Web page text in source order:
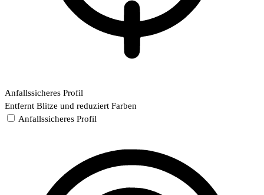
Anfallssicheres Profil
Entfernt Blitze und reduziert Farben
Anfallssicheres Profil